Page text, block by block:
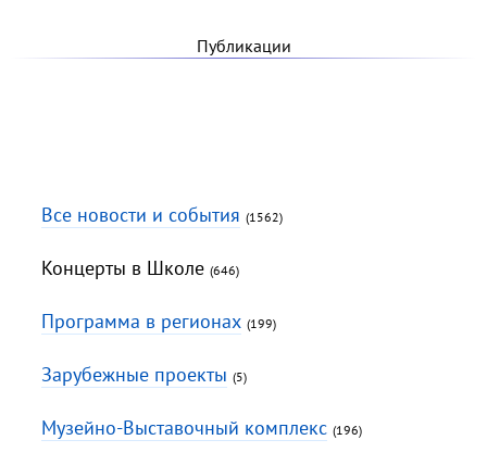
Публикации
Все новости и события (1562)
Концерты в Школе (646)
Программа в регионах (199)
Зарубежные проекты (5)
Музейно-Выставочный комплекс (196)